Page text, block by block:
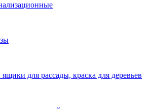
для рассады, краска для деревьев